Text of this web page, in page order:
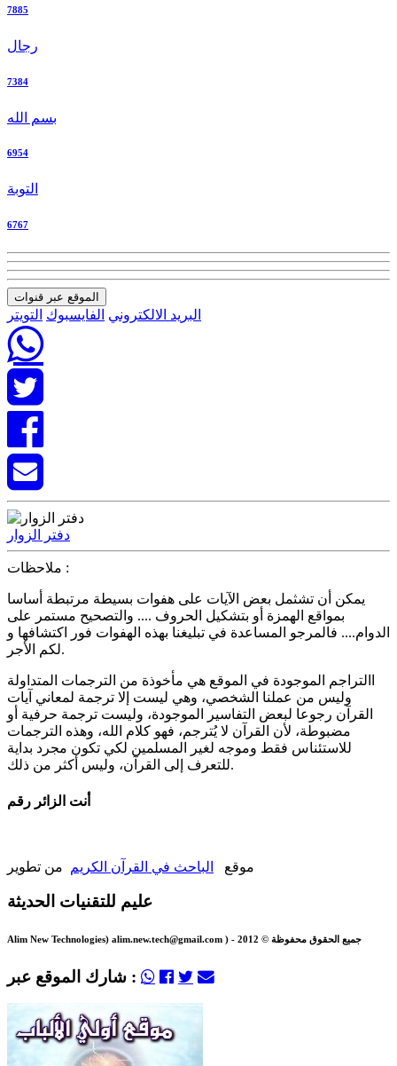
7885
رجال
7384
بسم الله
6954
التوبة
6767
الموقع عبر قنوات
البريد الالكتروني الفايسبوك التويتر
دفتر الزوار
ملاحظات :
يمكن أن تشثمل بعض الآيات على هفوات بسيطة مرتبطة أساسا
بمواقع الهمزة أو بتشكيل الحروف .... والتصحيح مستمر على
الدوام.... فالمرجو المساعدة في تبليغنا بهذه الهفوات فور اكتشافها و
لكم الأجر.
االتراجم الموجودة في الموقع هي مأخوذة من الترجمات المتداولة
وليس من عملنا الشخصي، وهي ليست إلا ترجمة لمعاني آيات
القرآن رجوعا لبعض التفاسير الموجودة، وليست ترجمة حرفية أو
مضبوطة، لأن القرآن لا يُترجم، فهو كلام الله، وهذه الترجمات
للاستئناس فقط وموجه لغير المسلمين لكي تكون مجرد بداية
للتعرف إلى القرآن، وليس أكثر من ذلك.
أنت الزائر رقم
موقع الباحث في القرآن الكريم
عليم للتقنيات الحديثة
Alim New Technologies) alim.new.tech@gmail.com ) - جميع الحقوق محفوظة © 2012
شارك الموقع عبر :